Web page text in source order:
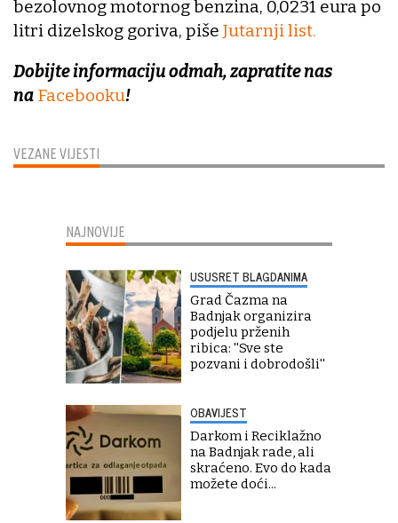
VEZANE VIJESTI
bezolovnog motornog benzina, 0,0231 eura po
litri dizelskog goriva, piše Jutarnji list.
Dobijte informaciju odmah, zapratite nas
na Facebooku!
NAJNOVIJE
USUSRET BLAGDANIMA
Grad Čazma na
Badnjak organizira
podjelu prženih
ribica: ''Sve ste
pozvani i dobrodošli''
OBAVIJEST
Darkom i Reciklažno
na Badnjak rade, ali
skraćeno. Evo do kada
možete doći...